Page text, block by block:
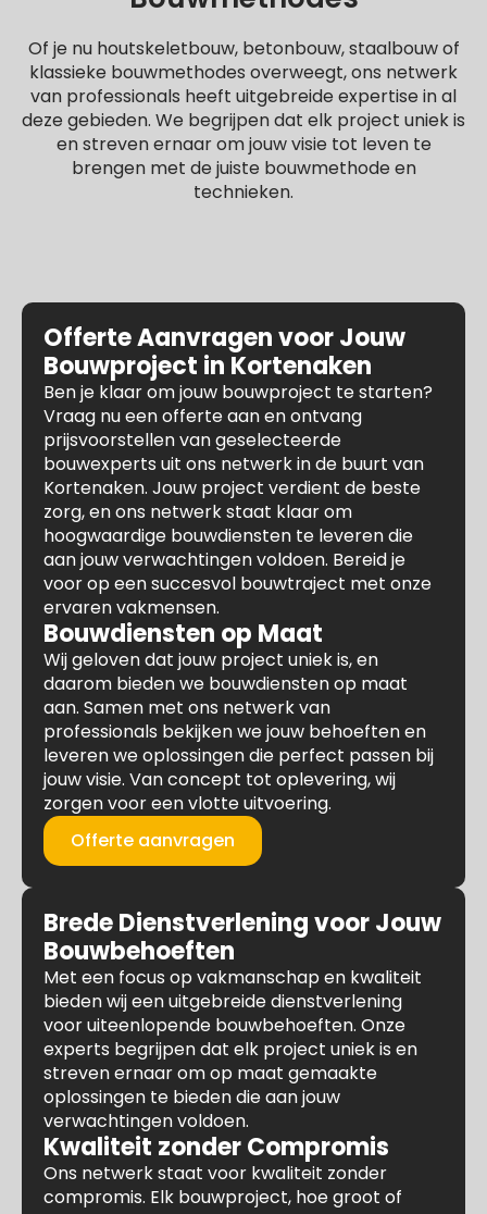
Of je nu houtskeletbouw, betonbouw, staalbouw of
klassieke bouwmethodes overweegt, ons netwerk
van professionals heeft uitgebreide expertise in al
deze gebieden. We begrijpen dat elk project uniek is
en streven ernaar om jouw visie tot leven te
brengen met de juiste bouwmethode en
technieken.
Offerte Aanvragen voor Jouw
Bouwproject in Kortenaken
Ben je klaar om jouw bouwproject te starten?
Vraag nu een offerte aan en ontvang
prijsvoorstellen van geselecteerde
bouwexperts uit ons netwerk in de buurt van
Kortenaken. Jouw project verdient de beste
zorg, en ons netwerk staat klaar om
hoogwaardige bouwdiensten te leveren die
aan jouw verwachtingen voldoen. Bereid je
voor op een succesvol bouwtraject met onze
ervaren vakmensen.
Bouwdiensten op Maat
Wij geloven dat jouw project uniek is, en
daarom bieden we bouwdiensten op maat
aan. Samen met ons netwerk van
professionals bekijken we jouw behoeften en
leveren we oplossingen die perfect passen bij
jouw visie. Van concept tot oplevering, wij
zorgen voor een vlotte uitvoering.
Offerte aanvragen
Brede Dienstverlening voor Jouw
Bouwbehoeften
Met een focus op vakmanschap en kwaliteit
bieden wij een uitgebreide dienstverlening
voor uiteenlopende bouwbehoeften. Onze
experts begrijpen dat elk project uniek is en
streven ernaar om op maat gemaakte
oplossingen te bieden die aan jouw
verwachtingen voldoen.
Kwaliteit zonder Compromis
Ons netwerk staat voor kwaliteit zonder
compromis. Elk bouwproject, hoe groot of